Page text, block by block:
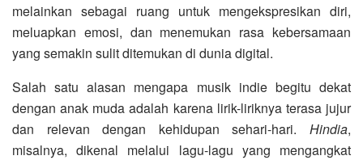
melainkan sebagai ruang untuk mengekspresikan diri,
meluapkan emosi, dan menemukan rasa kebersamaan
yang semakin sulit ditemukan di dunia digital.
Salah satu alasan mengapa musik indie begitu dekat
dengan anak muda adalah karena lirik-liriknya terasa jujur
dan relevan dengan kehidupan sehari-hari. Hindia,
misalnya, dikenal melalui lagu-lagu yang mengangkat